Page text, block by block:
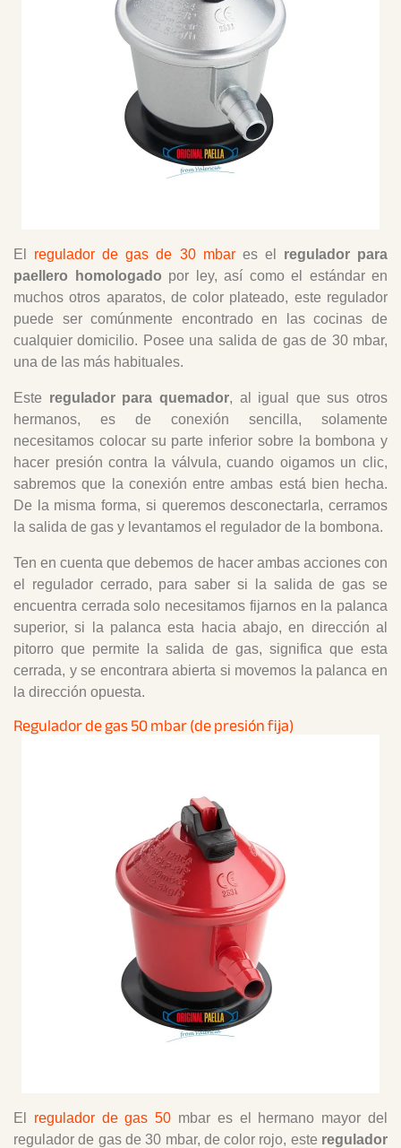
El regulador de gas de 30 mbares el regulador para
paellero homologado por ley, así como el estándar en
muchos otros aparatos, de color plateado, este regulador
puede ser comúnmente encontrado en las cocinas de
cualquier domicilio. Posee una salida de gas de 30 mbar,
una de las más habituales.
Este regulador para quemador, al igual que sus otros
hermanos, es de conexión sencilla, solamente
necesitamos colocar su parte inferior sobre la bombona y
hacer presión contra la válvula, cuando oigamos un clic,
sabremos que la conexión entre ambas está bien hecha.
De la misma forma, si queremos desconectarla, cerramos
la salida de gas y levantamos el regulador de la bombona.
Ten en cuenta que debemos de hacer ambas acciones con
el regulador cerrado, para saber si la salida de gas se
encuentra cerrada solo necesitamos fijarnos en la palanca
superior, si la palanca esta hacia abajo, en dirección al
pitorro que permite la salida de gas, significa que esta
cerrada, y se encontrara abierta si movemos la palanca en
la dirección opuesta.
Regulador de gas 50 mbar (de presión fija)
El regulador de gas 50 mbar es el hermano mayor del
regulador de gas de 30 mbar, de color rojo, este regulador